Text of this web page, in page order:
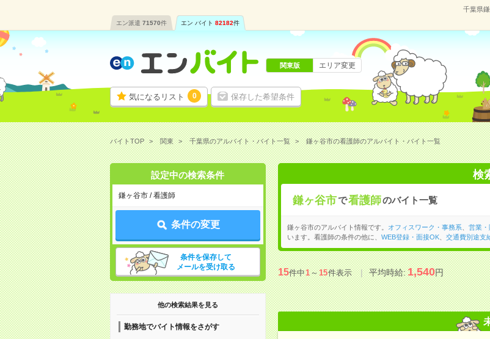
千葉県
エン派遣 71570件 エン バイト 82182件
気になるリスト 0 保存した希望条件
関東版 エリア変更
バイトTOP 関東 千葉県のアルバイト・バイト一覧 鎌ヶ谷市の看護師のアルバイト・バイト一覧
設定中の検索条件
鎌ヶ谷市 / 看護師
条件の変更
条件を保存して
メールを受け取る
他の検索結果を見る
勤務地でバイト情報をさがす
検
鎌ヶ谷市で看護師のバイト一覧
鎌ヶ谷市のアルバイト情報です。 オフィスワーク・事務系 営業・
います。看護師の条件の他に、 WEB登録・面接OK、 交通費別途支
15件中1～15件表示 平均時給:1,540円